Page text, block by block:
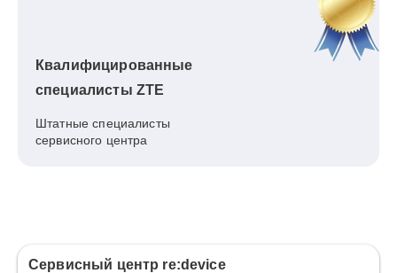
Квалифицированные
специалисты ZTE
Штатные специалисты
сервисного центра
Сервисный центр re:device